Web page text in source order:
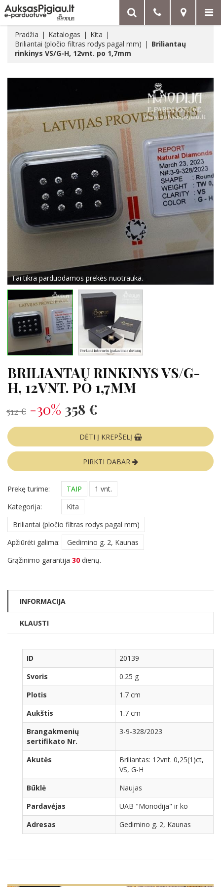
Pradžia Katalogas
Kita
Briliantai (pločio filtras rodys pagal mm)
Briliantaų
rinkinys VS/G-H, 12vnt. po 1,7mm
Tai tikra parduodamos prekės nuotrauka.
BRILIANTAŲ RINKINYS VS/G-
H, 12VNT. PO 1,7MM
512 € -30% 358 €
DĖTI Į KREPŠELĮ
PIRKTI DABAR
Prekę turime: TAIP
1 vnt.
Kategorija:
Kita
Briliantai (pločio filtras rodys pagal mm)
Apžiūrėti galima:
Gedimino g. 2, Kaunas
Grąžinimo garantija 30 dienų.
INFORMACIJA
KLAUSTI
ID
20139
Svoris
0.25 g
Plotis
1.7 cm
Aukštis
1.7 cm
Brangakmenių
sertifikato Nr.
3-9-328/2023
Akutės
Briliantas: 12vnt. 0,25(1)ct,
VS, G-H
Būklė
Naujas
Pardavėjas
UAB "Monodija" ir ko
Adresas
Gedimino g. 2, Kaunas